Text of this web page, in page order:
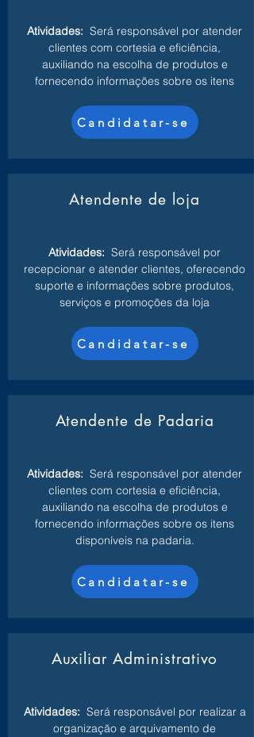
Atividades: Será responsável por atender
clientes com cortesia e eficiência,
auxiliando na escolha de produtos e
fornecendo informações sobre os itens
Candidatar-se
Atendente de loja
Atividades: Será responsável por
recepcionar e atender clientes, oferecendo
suporte e informações sobre produtos,
serviços e promoções da loja
Candidatar-se
Atendente de Padaria
Atividades: Será responsável por atender
clientes com cortesia e eficiência,
auxiliando na escolha de produtos e
fornecendo informações sobre os itens
disponíveis na padaria.
Candidatar-se
Auxiliar Administrativo
Atividades: Será responsável por realizar a
organização e arquivamento de